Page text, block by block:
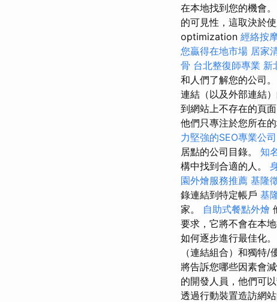
在本地找到您的機會
的可見性，這取決於
optimization 經絡按
您贏得在地市場 居家
骨 台北整復師專業 新
和人們了解您的公司。
連結（以及外部連結
到網站上不存在的頁
他們只專注於您所在
力堅強的SEO專業公司
居點的公司目錄。 知
構中找到合適的人。
園外燴服務推薦 基隆
錄連結到特定帳戶 基
家。 自助式餐點外燴
要求，它將不會在本
如何逐步進行最佳化
（連結組合）和獨特/
將告訴您哪些因素會
的開發人員，他們可
透過行動裝置造訪網